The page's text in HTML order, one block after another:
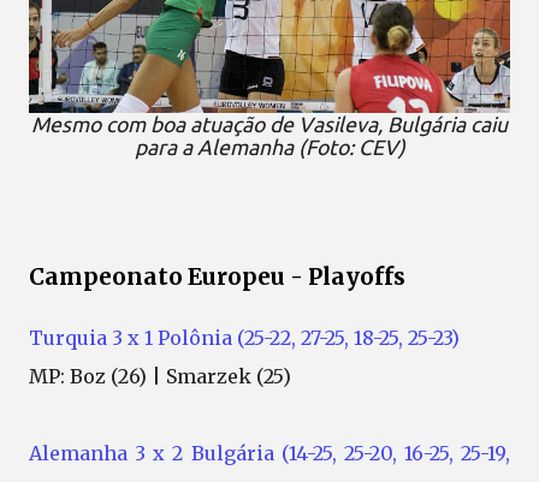
Mesmo com boa atuação de Vasileva, Bulgária caiu
para a Alemanha (Foto: CEV)
Campeonato Europeu - Playoffs
Turquia 3 x 1 Polônia (25-22, 27-25, 18-25, 25-23)
MP: Boz (26) | Smarzek (25)
Alemanha 3 x 2 Bulgária (14-25, 25-20, 16-25, 25-19,